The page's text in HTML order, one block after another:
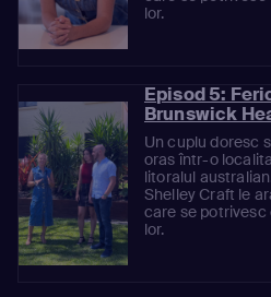
lor.
Episod 5:
Brunswick
Un cuplu doresc
oras într-o
litoralul
Shelley Craft le
care se potrivesc
lor.